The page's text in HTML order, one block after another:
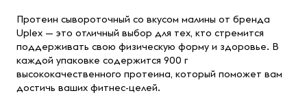
Протеин сывороточный со вкусом малины от бренда
Uplex — это отличный выбор для тех, кто стремится
поддерживать свою физическую форму и здоровье. В
каждой упаковке содержится 900 г
высококачественного протеина, который поможет вам
достичь ваших фитнес-целей.